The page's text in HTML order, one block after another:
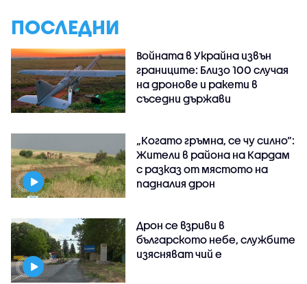
ПОСЛЕДНИ
Войната в Украйна извън
границите: Близо 100 случая
на дронове и ракети в
съседни държави
„Когато гръмна, се чу силно“:
Жители в района на Кардам
с разказ от мястото на
падналия дрон
Дрон се взриви в
българското небе, службите
изясняват чий е